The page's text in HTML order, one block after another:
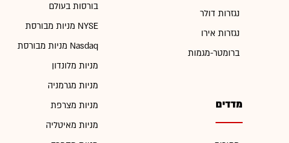
נגזרות דולר
נגזרות אירו
ברומטר-מגמות
מדדים
בורסות בעולם
מניות מבורסת NYSE
מניות מבורסת Nasdaq
מניות מלונדון
מניות מגרמניה
מניות מצרפת
מניות מאיטליה